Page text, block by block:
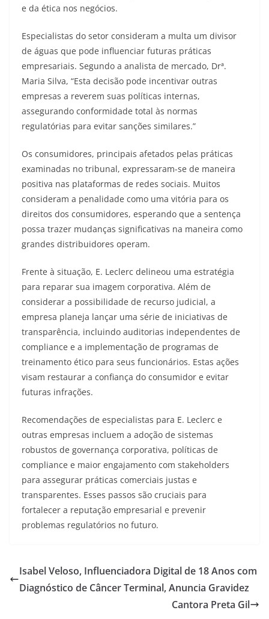
e da ética nos negócios.
Especialistas do setor consideram a multa um divisor
de águas que pode influenciar futuras práticas
empresariais. Segundo a analista de mercado, Drª.
Maria Silva, “Esta decisão pode incentivar outras
empresas a reverem suas políticas internas,
assegurando conformidade total às normas
regulatórias para evitar sanções similares.”
Os consumidores, principais afetados pelas práticas
examinadas no tribunal, expressaram-se de maneira
positiva nas plataformas de redes sociais. Muitos
consideram a penalidade como uma vitória para os
direitos dos consumidores, esperando que a sentença
possa trazer mudanças significativas na maneira como
grandes distribuidores operam.
Frente à situação, E. Leclerc delineou uma estratégia
para reparar sua imagem corporativa. Além de
considerar a possibilidade de recurso judicial, a
empresa planeja lançar uma série de iniciativas de
transparência, incluindo auditorias independentes de
compliance e a implementação de programas de
treinamento ético para seus funcionários. Estas ações
visam restaurar a confiança do consumidor e evitar
futuras infrações.
Recomendações de especialistas para E. Leclerc e
outras empresas incluem a adoção de sistemas
robustos de governança corporativa, políticas de
compliance e maior engajamento com stakeholders
para assegurar práticas comerciais justas e
transparentes. Esses passos são cruciais para
fortalecer a reputação empresarial e prevenir
problemas regulatórios no futuro.
Isabel Veloso, Influenciadora Digital de 18 Anos com
Diagnóstico de Câncer Terminal, Anuncia Gravidez
Cantora Preta Gil